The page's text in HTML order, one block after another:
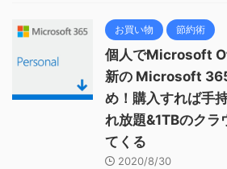
お買い物 節約術
個人でMicrosoft
新の Microsoft
め！購入すれば手
れ放題&1TBのクラ
てくる
2020/8/30